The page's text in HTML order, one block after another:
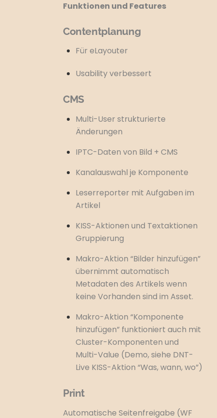
Funktionen und Features
Contentplanung
Für eLayouter
Usability verbessert
CMS
Multi-User strukturierte
Änderungen
IPTC-Daten von Bild + CMS
Kanalauswahl je Komponente
Leserreporter mit Aufgaben im
Artikel
KISS-Aktionen und Textaktionen
Gruppierung
Makro-Aktion “Bilder hinzufügen”
übernimmt automatisch
Metadaten des Artikels wenn
keine Vorhanden sind im Asset.
Makro-Aktion “Komponente
hinzufügen” funktioniert auch mit
Cluster-Komponenten und
Multi-Value (Demo, siehe DNT-
Live KISS-Aktion “Was, wann, wo”)
Print
Automatische Seitenfreigabe (WF